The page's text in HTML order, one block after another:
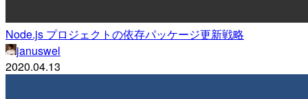
Node.js プロジェクトの依存パッケージ更新戦略
januswel
2020.04.13